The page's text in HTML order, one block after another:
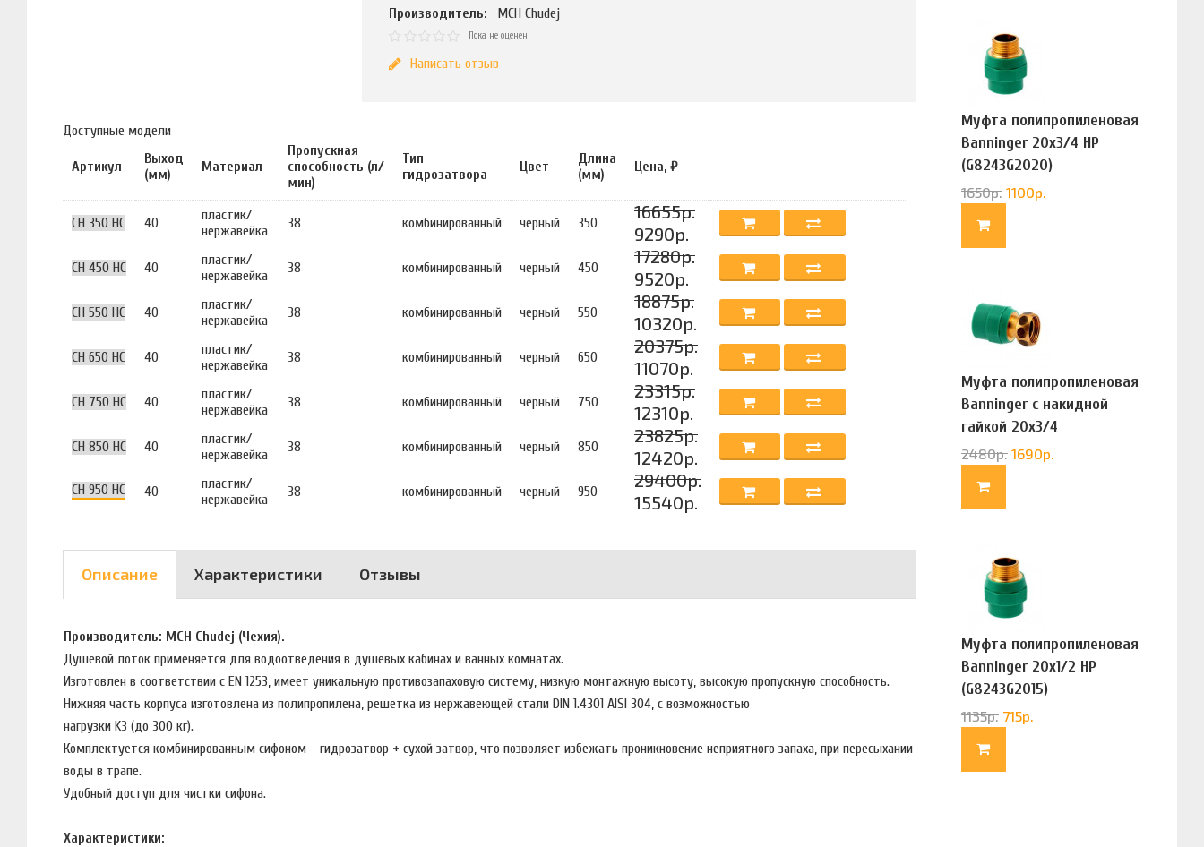
Производитель:
MCH Chudej
Пока не оценен
Написать отзыв
Доступные модели
Артикул
Выход
(мм)
Материал
Пропускная
способность (л/
мин)
Тип
гидрозатвора
Цвет
Длина
(мм)
Цена, ₽
CH 350 HC 40
пластик/
нержавейка
38 комбинированный черный 350
16655р.
9290р.
CH 450 HC 40
пластик/
нержавейка
38 комбинированный черный 450
17280р.
9520р.
CH 550 HC 40
пластик/
нержавейка
38 комбинированный черный 550
18875р.
10320р.
CH 650 HC 40
пластик/
нержавейка
38 комбинированный черный 650
20375р.
11070р.
CH 750 HC 40
пластик/
нержавейка
38 комбинированный черный 750
23315р.
12310р.
CH 850 HC 40
пластик/
нержавейка
38 комбинированный черный 850
23825р.
12420р.
CH 950 HC 40
пластик/
нержавейка
38 комбинированный черный 950
29400р.
15540р.
Описание Характеристики Отзывы
Производитель: MCH Chudej (Чехия).
Душевой лоток применяется для водоотведения в душевых кабинах и ванных комнатах.
Изготовлен в соответствии с EN 1253, имеет уникальную противозапаховую систему, низкую монтажную высоту, высокую пропускную способность.
Нижняя часть корпуса изготовлена из полипропилена, решетка из нержавеющей стали DIN 1.4301 AISI 304, с возможностью
нагрузки K3 (до 300 кг).
Комплектуется комбинированным сифоном - гидрозатвор + сухой затвор, что позволяет избежать проникновение неприятного запаха, при пересыхании
воды в трапе.
Удобный доступ для чистки сифона.
Характеристики:
Муфта полипропиленовая
Banninger 20х3/4 НР
(G8243G2020)
1650р. 1100р.
Муфта полипропиленовая
Banninger с накидной
гайкой 20х3/4
(G83322020)
2480р. 1690р.
Муфта полипропиленовая
Banninger 20х1/2 НР
(G8243G2015)
1135р. 715р.